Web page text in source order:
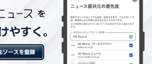
View this post on Instagram